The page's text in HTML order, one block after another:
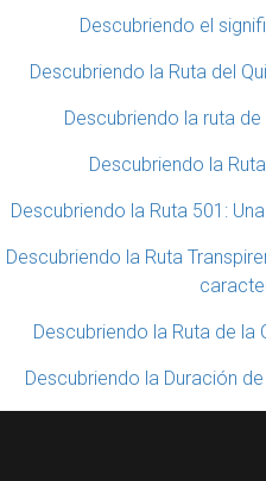
Descubriendo el
Descubriendo la Ruta del
Descubriendo la ruta
Descubriendo la
Descubriendo la Ruta 501:
Descubriendo la Ruta
Descubriendo la Ruta de la
Descubriendo la Duración